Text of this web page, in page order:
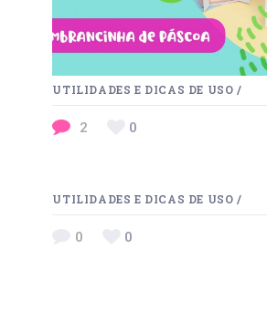
UTILIDADES E DICAS DE USO /
2 0
UTILIDADES E DICAS DE USO /
0 0